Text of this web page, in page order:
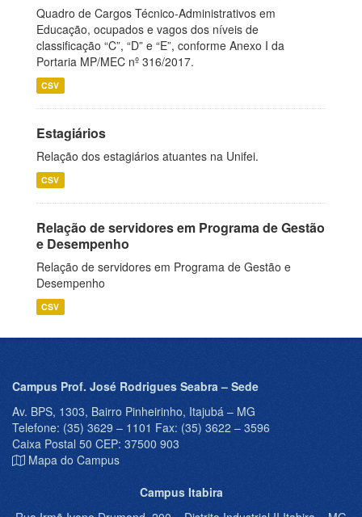
Quadro de Cargos Técnico-Administrativos em
Educação, ocupados e vagos dos níveis de
classificação “C”, “D” e “E”, conforme Anexo I da
Portaria MP/MEC nº 316/2017.
CSV
Estagiários
Relação dos estagiários atuantes na Unifei.
CSV
Relação de servidores em Programa de Gestão
e Desempenho
Relação de servidores em Programa de Gestão e
Desempenho
CSV
Campus Prof. José Rodrigues Seabra – Sede
Av. BPS, 1303, Bairro Pinheirinho, Itajubá – MG
Telefone: (35) 3629 – 1101 Fax: (35) 3622 – 3596
Caixa Postal 50 CEP: 37500 903
Mapa do Campus
Campus Itabira